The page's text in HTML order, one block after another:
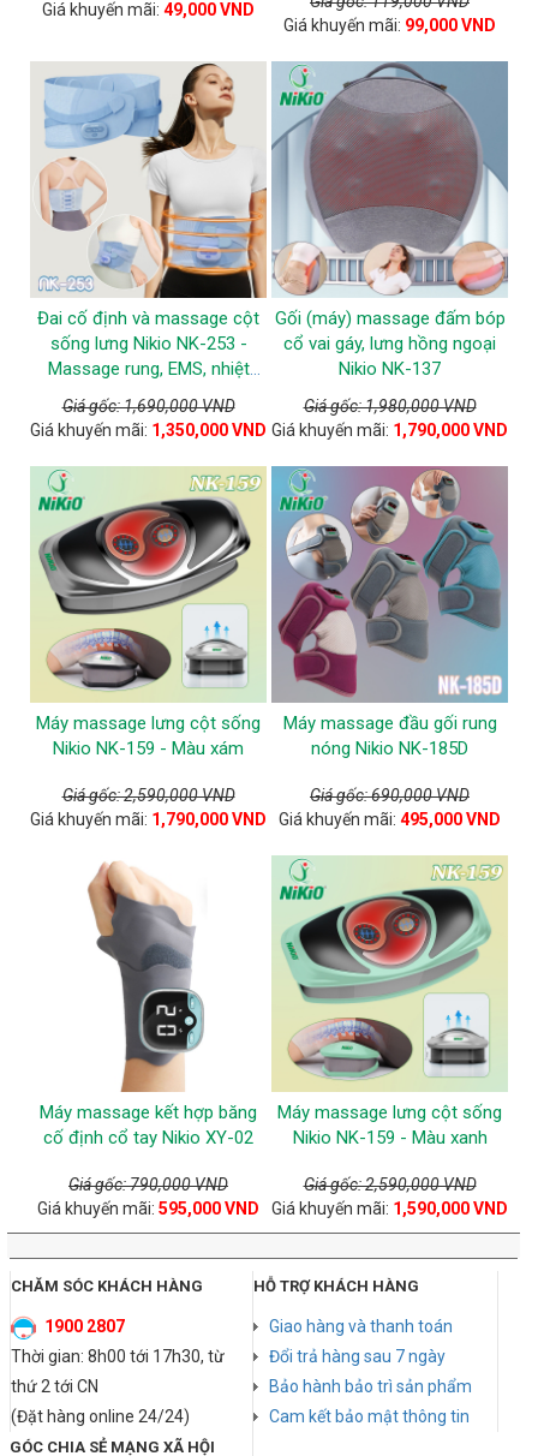
Giá khuyến mãi: 49,000 VND
Giá khuyến mãi: 99,000 VND
Đai cố định và massage cột
sống lưng Nikio NK-253 -
Massage rung, EMS, nhiệt
nóng
Giá gốc: 1,690,000 VND
Giá khuyến mãi: 1,350,000 VND
Gối (máy) massage đấm bóp
cổ vai gáy, lưng hồng ngoại
Nikio NK-137
Giá gốc: 1,980,000 VND
Giá khuyến mãi: 1,790,000 VND
Máy massage lưng cột sống
Nikio NK-159 - Màu xám
Giá gốc: 2,590,000 VND
Giá khuyến mãi: 1,790,000 VND
Máy massage đầu gối rung
nóng Nikio NK-185D
Giá gốc: 690,000 VND
Giá khuyến mãi: 495,000 VND
Máy massage kết hợp băng
cố định cổ tay Nikio XY-02
Giá gốc: 790,000 VND
Giá khuyến mãi: 595,000 VND
Máy massage lưng cột sống
Nikio NK-159 - Màu xanh
Giá gốc: 2,590,000 VND
Giá khuyến mãi: 1,590,000 VND
CHĂM SÓC KHÁCH HÀNG
1900 2807
Thời gian: 8h00 tới 17h30, từ
thứ 2 tới CN
(Đặt hàng online 24/24)
HỖ TRỢ KHÁCH HÀNG
Giao hàng và thanh toán
Đổi trả hàng sau 7 ngày
Bảo hành bảo trì sản phẩm
Cam kết bảo mật thông tin
GÓC CHIA SẺ MẠNG XÃ HỘI